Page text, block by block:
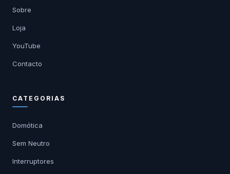
Sobre
Loja
YouTube
Contacto
CATEGORIAS
Domótica
Sem Neutro
Interruptores